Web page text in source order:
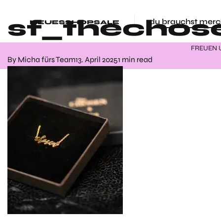
NEUESSHOPSALE du brauchst
FREUEN
By Micha fürs Team13. April 20251 min read